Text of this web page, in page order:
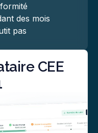
des mois
pas
CEE